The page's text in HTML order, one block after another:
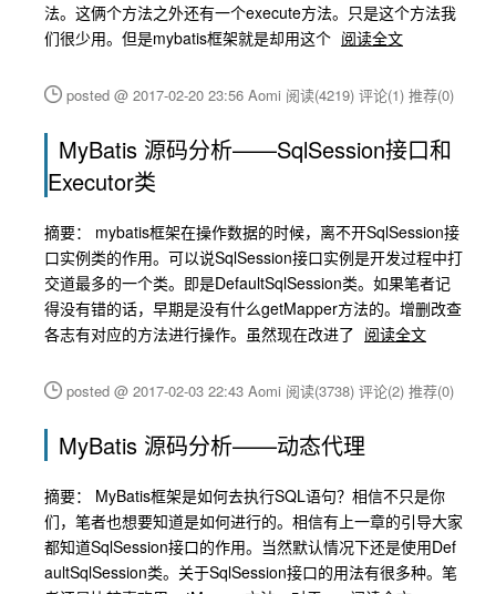
法。这俩个方法之外还有一个execute方法。只是这个方法我
们很少用。但是mybatis框架就是却用这个 阅读全文
posted @ 2017-02-20 23:56 Aomi 阅读(4219) 评论(1) 推荐(0)
MyBatis 源码分析——SqlSession接口和
Executor类
摘要： mybatis框架在操作数据的时候，离不开SqlSession接
口实例类的作用。可以说SqlSession接口实例是开发过程中打
交道最多的一个类。即是DefaultSqlSession类。如果笔者记
得没有错的话，早期是没有什么getMapper方法的。增删改查
各志有对应的方法进行操作。虽然现在改进了 阅读全文
posted @ 2017-02-03 22:43 Aomi 阅读(3738) 评论(2) 推荐(0)
MyBatis 源码分析——动态代理
摘要： MyBatis框架是如何去执行SQL语句？相信不只是你
们，笔者也想要知道是如何进行的。相信有上一章的引导大家
都知道SqlSession接口的作用。当然默认情况下还是使用Def
aultSqlSession类。关于SqlSession接口的用法有很多种。笔